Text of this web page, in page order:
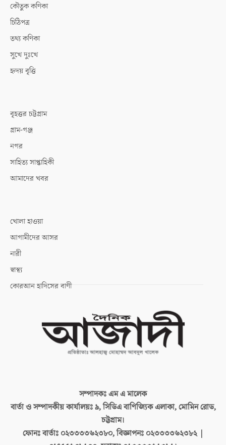
কৌতুক কণিকা
চিঠিপত্র
তথ্য কণিকা
সুখে দুঃখে
হৃদয় বৃত্তি
বৃহত্তর চট্টগ্রাম
গ্রাম-গঞ্জ
নগর
সাহিত্য সাপ্তাহিকী
আমাদের খবর
খোলা হাওয়া
আগামীদের আসর
নারী
স্বাস্থ্য
কোরআন হাদিসের বাণী
সম্পাদকঃএম এ মালেক
বার্তা ও সম্পাদকীয় কার্যালয়ঃ৯, সিডিএ বাণিজ্যিক এলাকা, মোমিন রোড,
চট্টগ্রাম।
ফোনঃ বার্তাঃ ০২৩৩৩৩৬২৩৮০, বিজ্ঞাপনঃ ০২৩৩৩৩৬২৩৮২ |